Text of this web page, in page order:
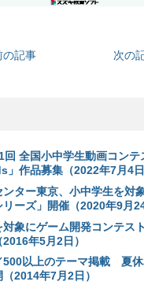
の記事 次の
回 全国小中学生動画コン
作品募集（2022年7月4日
ター東京、小中学生を対
ーズ」開催（2020年9月24
象にゲーム開発コンテス
年5月2日）
500以上のテーマ掲載 夏
2014年7月2日）